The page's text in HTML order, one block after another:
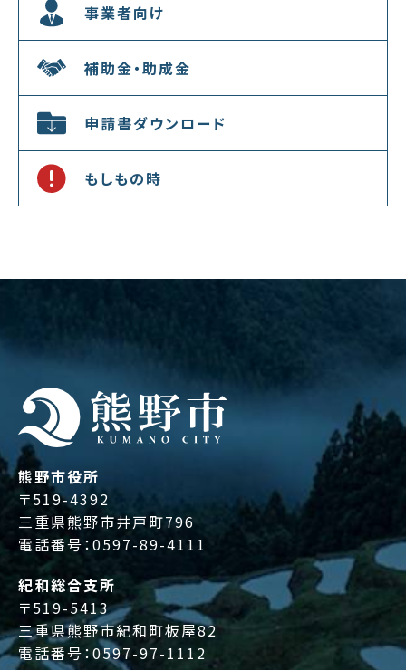
事業者向け
補助金・助成金
申請書ダウンロード
もしもの時
熊野市役所
〒519-4392
三重県熊野市井戸町796
電話番号：0597-89-4111
紀和総合支所
〒519-5413
三重県熊野市紀和町板屋82
電話番号：0597-97-1112